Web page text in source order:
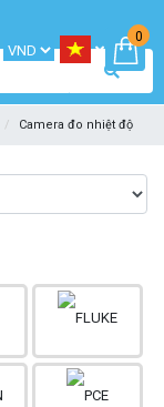
0
Camera đo nhiệt độ